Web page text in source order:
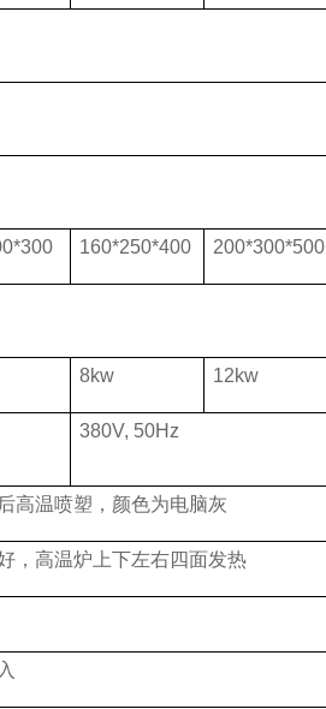
160*250*400 200*300*500
8kw 12kw
380V, 50Hz
高温喷塑，颜色为电脑灰
，高温炉上下左右四面发热